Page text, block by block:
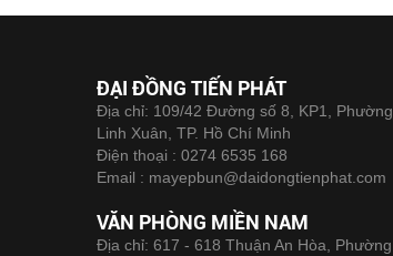
ĐẠI ĐỒNG TIẾN PHÁT
Địa chỉ: 109/42 Đường số 8, KP1, Phường
Linh Xuân, TP. Hồ Chí Minh
Điện thoại : 0274 6535 168
Email : mayepbun@daidongtienphat.com
VĂN PHÒNG MIỀN NAM
Địa chỉ: 617 - 618 Thuận An Hòa, Phường